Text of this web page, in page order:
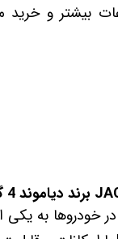
بیشتر و
در خودروها به